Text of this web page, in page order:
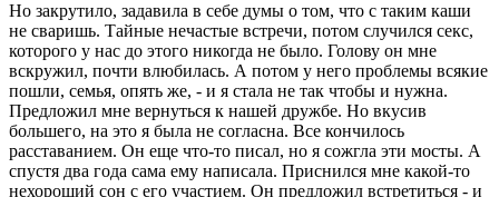
Но закрутило, задавила в себе думы о том, что с таким каши
не сваришь. Тайные нечастые встречи, потом случился секс,
которого у нас до этого никогда не было. Голову он мне
вскружил, почти влюбилась. А потом у него проблемы всякие
пошли, семья, опять же, - и я стала не так чтобы и нужна.
Предложил мне вернуться к нашей дружбе. Но вкусив
большего, на это я была не согласна. Все кончилось
расставанием. Он еще что-то писал, но я сожгла эти мосты. А
спустя два года сама ему написала. Приснился мне какой-то
нехороший сон с его участием. Он предложил встретиться - и